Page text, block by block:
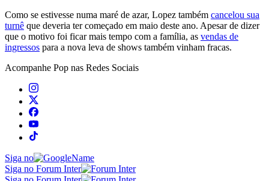
Como se estivesse numa maré de azar, Lopez também cancelou sua
turnê que deveria ter começado em maio deste ano. Apesar de dizer
que o motivo foi ficar mais tempo com a família, as vendas de
ingressos para a nova leva de shows também vinham fracas.
Acompanhe Pop nas Redes Sociais
Siga no
Siga no Forum Inter